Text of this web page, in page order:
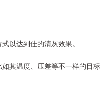
以达到佳的清灰效果。
其温度、压差等不一样的目标